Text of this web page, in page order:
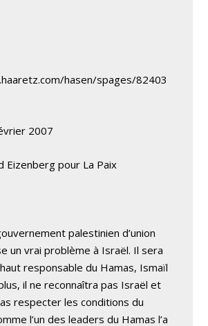
hasen/spages/82403
2007
Eizenberg pour La Paix
palestinien d’union
un vrai problème à Israël. Il sera
responsable du Hamas, Ismaïl
il ne reconnaîtra pas Israël et
respecter les conditions du
l’un des leaders du Hamas l’a